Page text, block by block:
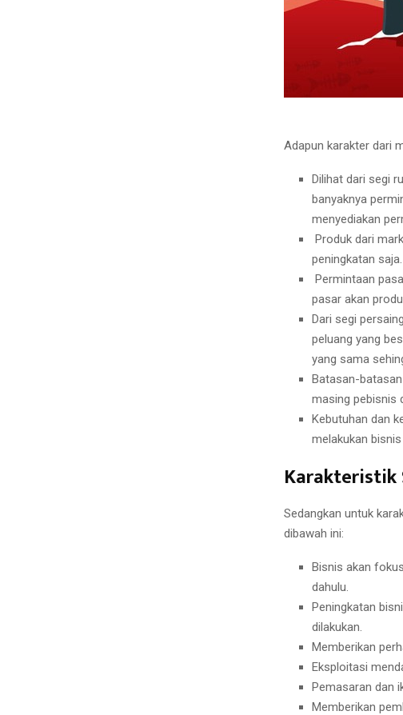
Adapun karakter dari
Dilihat dari segi
banyaknya
menyediakan
Produk dari
peningkatan saja.
Permintaan
pasar akan
Dari segi
peluang yang
yang sama
Batasan-
masing pebisnis
Kebutuhan dan
melakukan
Sedangkan untuk
dibawah ini:
Bisnis akan
dahulu.
Peningkatan
dilakukan.
Memberikan
Eksploitasi
Pemasaran dan
Memberikan